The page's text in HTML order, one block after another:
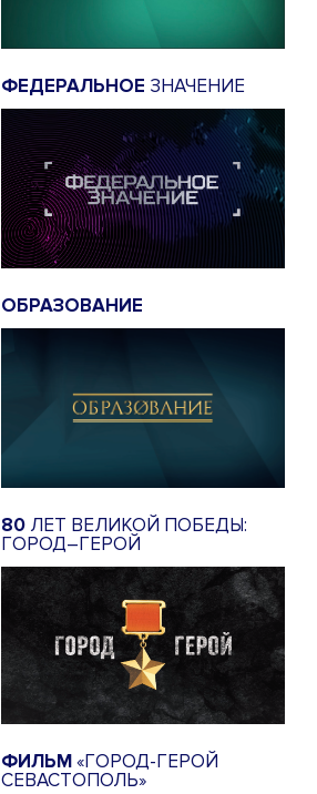
ФЕДЕРАЛЬНОЕ ЗНАЧЕНИЕ
ОБРАЗОВАНИЕ
80 ЛЕТ ВЕЛИКОЙ ПОБЕДЫ:
ГОРОД–ГЕРОЙ
ФИЛЬМ«ГОРОД-ГЕРОЙ
СЕВАСТОПОЛЬ»